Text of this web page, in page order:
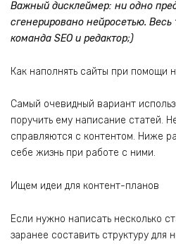
Важный дисклеймер: ни одно
сгенерировано нейросетью.
команда SEO и редактор;)
Как наполнять сайты при помощи
Самый очевидный вариант
поручить ему написание статей.
справляются с контентом. Ниже
себе жизнь при работе с ними.
Ищем идеи для контент-планов
Если нужно написать несколько
заранее составить структуру для